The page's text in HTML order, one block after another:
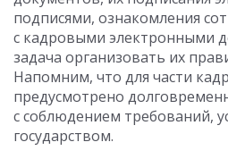
подписями, ознакомления
с кадровыми электронными
задача организовать их
Напомним, что для части
предусмотрено
с соблюдением требований,
государством.